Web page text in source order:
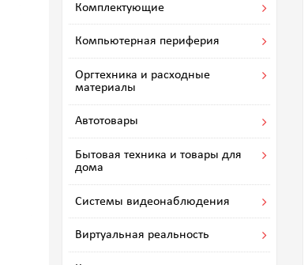
Комплектующие
Компьютерная периферия
Оргтехника и расходные
материалы
Автотовары
Бытовая техника и товары для
дома
Системы видеонаблюдения
Виртуальная реальность